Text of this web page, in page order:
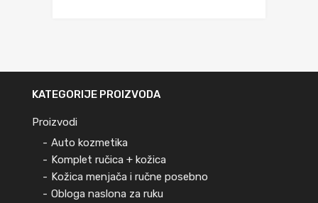
KATEGORIJE PROIZVODA
Proizvodi
Auto kozmetika
Komplet ručica + kožica
Kožica menjača i ručne posebno
Obloga naslona za ruku